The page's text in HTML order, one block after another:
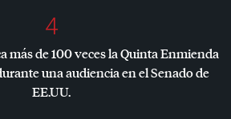
4
más de 100 veces la Quinta Enmienda
una audiencia en el Senado de
EE.UU.